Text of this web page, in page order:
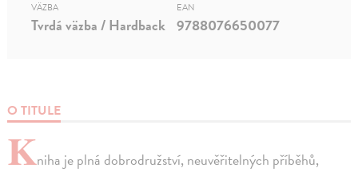
O TITULE
Kniha je plná dobrodružství, neuvěřitelných příběhů,
VÄZBA
Tvrdá väzba / Hardback
EAN
9788076650077